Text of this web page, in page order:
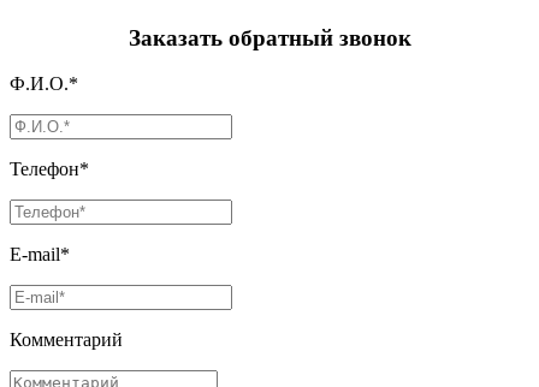
Заказать обратный звонок
Ф.И.О.*
Телефон*
E-mail*
Комментарий